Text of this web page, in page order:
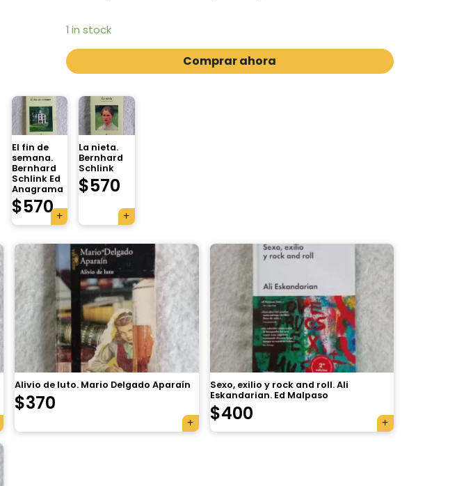
1 in stock
Comprar ahora
El fin de
semana.
Bernhard
Schlink Ed
Anagrama
$570
La nieta.
Bernhard
Schlink
$570
Alivio de luto. Mario Delgado Aparaín
$370
Sexo, exilio y rock and roll. Ali
Eskandarian. Ed Malpaso
$400